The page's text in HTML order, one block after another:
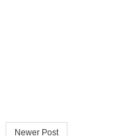
Newer Post